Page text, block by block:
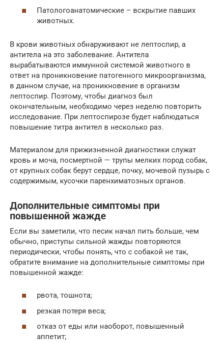
Патологоанатомические – вскрытие павших
животных.
В крови животных обнаруживают не лептоспир, а
антитела на это заболевание. Антитела
вырабатываются иммунной системой животного в
ответ на проникновение патогенного микроорганизма,
в данном случае, на проникновение в организм
лептоспир. Поэтому, чтобы диагноз был
окончательным, необходимо через неделю повторить
исследование. При лептоспирозе будет наблюдаться
повышение титра антител в несколько раз.
Материалом для прижизненной диагностики служат
кровь и моча, посмертной — трупы мелких пород собак,
от крупных собак берут сердце, почку, мочевой пузырь с
содержимым, кусочки паренхиматозных органов.
Дополнительные симптомы при
повышенной жажде
Если вы заметили, что песик начал пить больше, чем
обычно, приступы сильной жажды повторяются
периодически, чтобы понять, что с собакой не так,
обратите внимание на дополнительные симптомы при
повышенной жажде:
рвота, тошнота;
резкая потеря веса;
отказ от еды или наоборот, повышенный
аппетит;